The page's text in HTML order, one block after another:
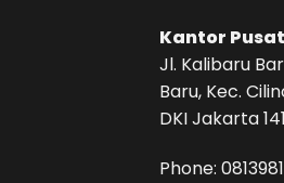
Kantor Pusat
Jl. Kalibaru
Baru, Kec.
DKI Jakarta
Phone: